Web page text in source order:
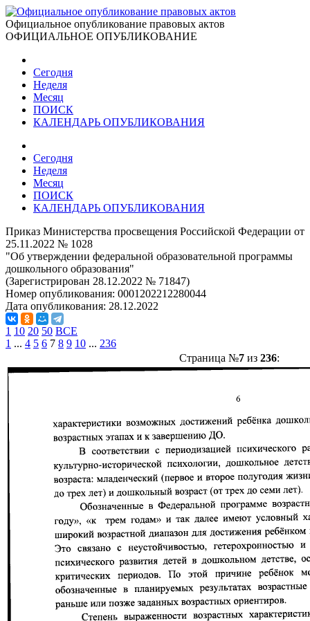
Официальное опубликование правовых актов
ОФИЦИАЛЬНОЕ ОПУБЛИКОВАНИЕ
Сегодня
Неделя
Месяц
ПОИСК
КАЛЕНДАРЬ ОПУБЛИКОВАНИЯ
Сегодня
Неделя
Месяц
ПОИСК
КАЛЕНДАРЬ ОПУБЛИКОВАНИЯ
Приказ Министерства просвещения Российской Федерации от
25.11.2022 № 1028
"Об утверждении федеральной образовательной программы
дошкольного образования"
(Зарегистрирован 28.12.2022 № 71847)
Номер опубликования: 0001202212280044
Дата опубликования: 28.12.2022
1 10 20 50 ВСЕ
1 ... 4 5 6 7 8 9 10 ... 236
Страница №7из 236: